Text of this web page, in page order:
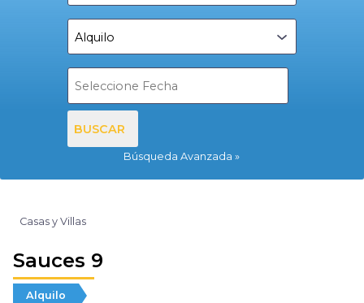
BUSCAR
Búsqueda Avanzada
Casas y Villas
Sauces 9
Alquilo